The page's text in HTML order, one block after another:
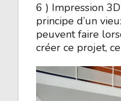
6 ) Impression
principe d’un
peuvent faire
créer ce projet,